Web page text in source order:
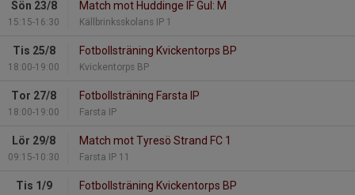
Sön 23/8
15:15-16:30
Match mot Huddinge IF Gul: M
Källbrinksskolans IP 1
Tis 25/8
18:00-19:00
Fotbollsträning Kvickentorps BP
Kvickentorps BP
Tor 27/8
18:00-19:00
Fotbollsträning Farsta IP
Farsta IP
Lör 29/8
09:15-10:30
Match mot Tyresö Strand FC 1
Farsta IP 11
Tis 1/9 Fotbollsträning Kvickentorps BP